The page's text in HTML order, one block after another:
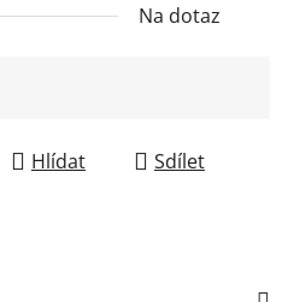
Na dotaz
Hlídat Sdílet